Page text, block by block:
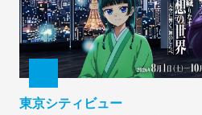
東京シティビュー